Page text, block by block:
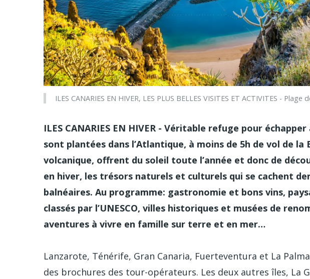
ILES CANARIES EN HIVER, LES PLUS BELLES VISITES ET ACTIVITES -
ILES CANARIES EN HIVER - Véritable refuge pour
sont plantées dans l’Atlantique, à moins de 5h de vol de la
volcanique, offrent du soleil toute l’année et donc de
en hiver, les trésors naturels et culturels qui se cachent
balnéaires. Au programme: gastronomie et bons vins,
classés par l’UNESCO, villes historiques et musées de
aventures à vivre en famille sur terre et en mer…
Lanzarote, Ténérife, Gran Canaria, Fuerteventura et La
des brochures des tour-opérateurs. Les deux autres îles, La